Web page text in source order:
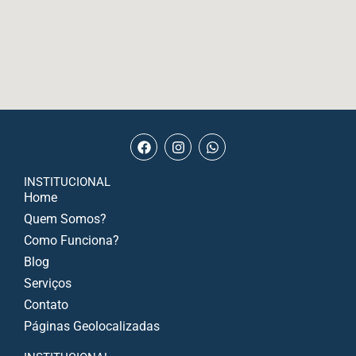
INSTITUCIONAL
Home
Quem Somos?
Como Funciona?
Blog
Serviços
Contato
Páginas Geolocalizadas